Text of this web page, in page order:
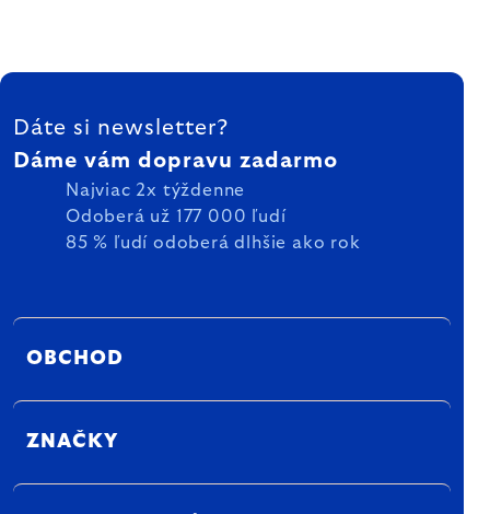
ZÁPÄTIE
Dáte si newsletter?
Dáme vám dopravu zadarmo
Najviac 2x týždenne
Odoberá už 177 000 ľudí
85 % ľudí odoberá dlhšie ako rok
OBCHOD
ZNAČKY